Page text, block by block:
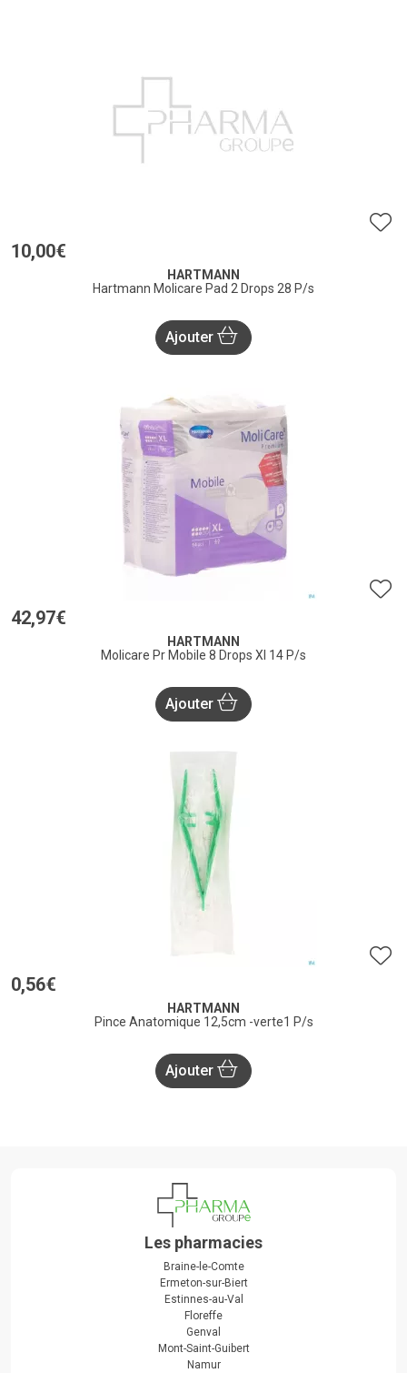
10,00€
HARTMANN
Hartmann Molicare Pad 2 Drops 28 P/s
Ajouter
42,97€
HARTMANN
Molicare Pr Mobile 8 Drops Xl 14 P/s
Ajouter
0,56€
HARTMANN
Pince Anatomique 12,5cm -verte1 P/s
Ajouter
Les pharmacies
Braine-le-Comte
Ermeton-sur-Biert
Estinnes-au-Val
Floreffe
Genval
Mont-Saint-Guibert
Namur